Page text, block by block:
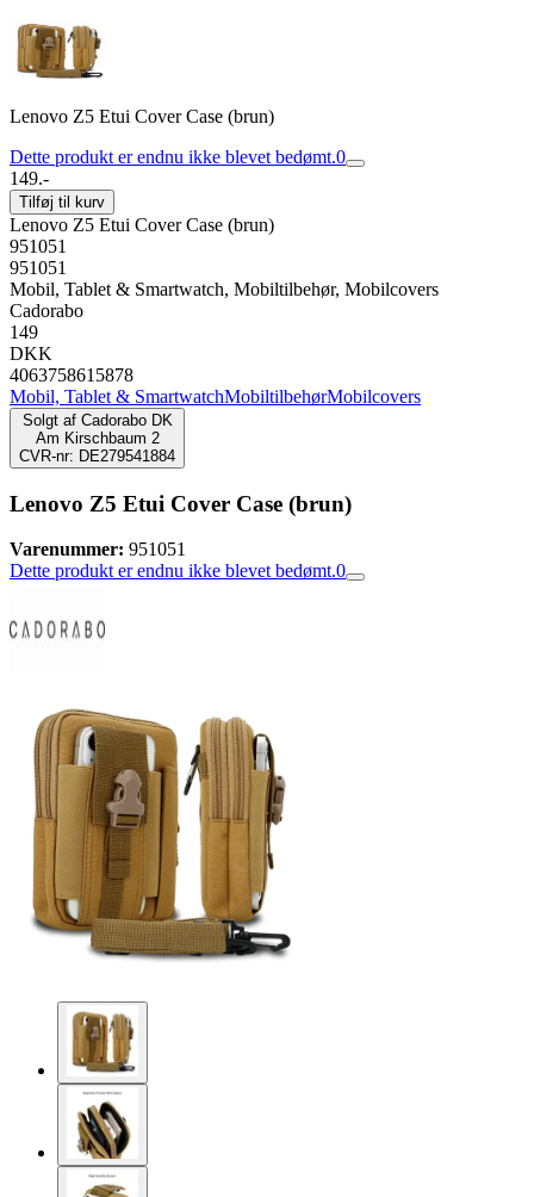
Lenovo Z5 Etui Cover Case (brun)
Dette produkt er endnu ikke blevet bedømt.0
149.-
Tilføj til kurv
Lenovo Z5 Etui Cover Case (brun)
951051
951051
Mobil, Tablet & Smartwatch, Mobiltilbehør, Mobilcovers
Cadorabo
149
DKK
4063758615878
Mobil, Tablet & SmartwatchMobiltilbehørMobilcovers
Solgt af Cadorabo DK
Am Kirschbaum 2
CVR-nr: DE279541884
Lenovo Z5 Etui Cover Case (brun)
Varenummer: 951051
Dette produkt er endnu ikke blevet bedømt.0